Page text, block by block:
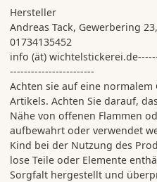
Hersteller
Andreas Tack, Gewerbering
01734135452
info (ät)
------------------------
Achten sie auf eine
Artikels. Achten Sie darauf,
Nähe von offenen Flammen
aufbewahrt oder verwendet
Kind bei der Nutzung des
lose Teile oder Elemente
Sorgfalt hergestellt und